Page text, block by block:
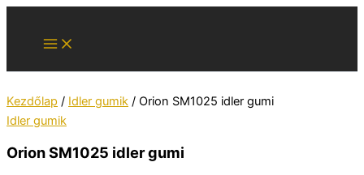
Kezdőlap / Idler gumik / Orion SM1025 idler gumi
Idler gumik
Orion SM1025 idler gumi